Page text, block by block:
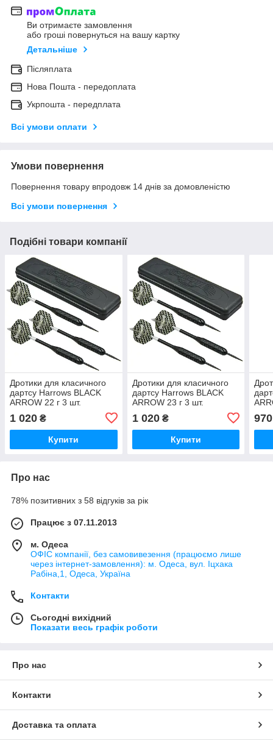
Ви отримаєте замовлення
або гроші повернуться на вашу картку
Детальніше
Післяплата
Нова Пошта - передоплата
Укрпошта - передплата
Всі умови оплати
Умови повернення
Повернення товару впродовж 14 днів за домовленістю
Всі умови повернення
Подібні товари компанії
Дротики для класичного
дартсу Harrows BLACK
ARROW 22 г 3 шт.
1 020 ₴
Купити
Дротики для класичного
дартсу Harrows BLACK
ARROW 23 г 3 шт.
1 020₴
Купити
970
Про нас
78% позитивних з 58 відгуків за рік
Працює з 07.11.2013
м. Одеса
ОФІС компанії, без самовивезення (працюємо лише
через інтернет-замовлення): м. Одеса, вул. Іцхака
Рабіна,1, Одеса, Україна
Контакти
Сьогодні вихідний
Показати весь графік роботи
Про нас
Контакти
Доставка та оплата